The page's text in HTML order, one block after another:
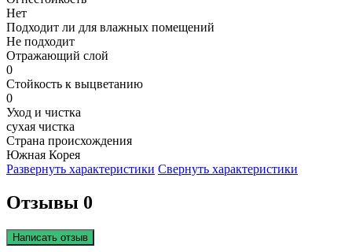
Нет
Подходит ли для влажных помещений
Не подходит
Отражающий слой
0
Стойкость к выцветанию
0
Уход и чистка
сухая чистка
Страна происхождения
Южная Корея
Развернуть характеристики Свернуть характеристики
Отзывы 0
Написать отзыв